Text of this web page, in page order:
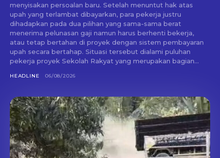
menyisakan persoalan baru. Setelah menuntut hak atas
upah yang terlambat dibayarkan, para pekerja justru
dihadapkan pada dua pilihan yang sama-sama berat
menerima pelunasan gaji namun harus berhenti bekerja,
atau tetap bertahan di proyek dengan sistem pembayaran
upah secara bertahap. Situasi tersebut dialami puluhan
pekerja proyek Sekolah Rakyat yang merupakan bagian...
HEADLINE 06/08/2026